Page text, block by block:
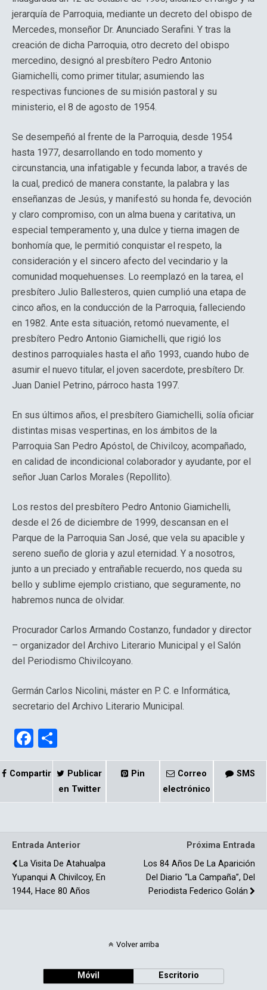
jerarquía de Parroquia, mediante un decreto del obispo de
Mercedes, monseñor Dr. Anunciado Serafini. Y tras la
creación de dicha Parroquia, otro decreto del obispo
mercedino, designó al presbítero Pedro Antonio
Giamichelli, como primer titular; asumiendo las
respectivas funciones de su misión pastoral y su
ministerio, el 8 de agosto de 1954.
Se desempeñó al frente de la Parroquia, desde 1954
hasta 1977, desarrollando en todo momento y
circunstancia, una infatigable y fecunda labor, a través de
la cual, predicó de manera constante, la palabra y las
enseñanzas de Jesús, y manifestó su honda fe, devoción
y claro compromiso, con un alma buena y caritativa, un
especial temperamento y, una dulce y tierna imagen de
bonhomía que, le permitió conquistar el respeto, la
consideración y el sincero afecto del vecindario y la
comunidad moquehuenses. Lo reemplazó en la tarea, el
presbítero Julio Ballesteros, quien cumplió una etapa de
cinco años, en la conducción de la Parroquia, falleciendo
en 1982. Ante esta situación, retomó nuevamente, el
presbítero Pedro Antonio Giamichelli, que rigió los
destinos parroquiales hasta el año 1993, cuando hubo de
asumir el nuevo titular, el joven sacerdote, presbítero Dr.
Juan Daniel Petrino, párroco hasta 1997.
En sus últimos años, el presbítero Giamichelli, solía oficiar
distintas misas vespertinas, en los ámbitos de la
Parroquia San Pedro Apóstol, de Chivilcoy, acompañado,
en calidad de incondicional colaborador y ayudante, por el
señor Juan Carlos Morales (Repollito).
Los restos del presbítero Pedro Antonio Giamichelli,
desde el 26 de diciembre de 1999, descansan en el
Parque de la Parroquia San José, que vela su apacible y
sereno sueño de gloria y azul eternidad. Y a nosotros,
junto a un preciado y entrañable recuerdo, nos queda su
bello y sublime ejemplo cristiano, que seguramente, no
habremos nunca de olvidar.
Procurador Carlos Armando Costanzo, fundador y director
– organizador del Archivo Literario Municipal y el Salón
del Periodismo Chivilcoyano.
Germán Carlos Nicolini, máster en P. C. e Informática,
secretario del Archivo Literario Municipal.
F
a
ce
k
o
m
p
Compartir
Publicar
en Twitter
Pin
Correo
electrónico
SMS
Entrada Anterior
La Visita De Atahualpa
Yupanqui A Chivilcoy, En
1944, Hace 80 Años
Próxima Entrada
Los 84 Años De La Aparición
Del Diario “La Campaña”, Del
Periodista Federico Golán
Volver arriba
Móvil Escritorio